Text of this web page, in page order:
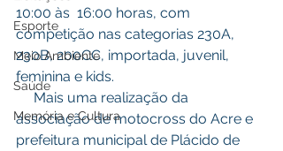
Esporte
Meio Ambiente
Saúde
Memória e Cultura
10:00 às  16:00 horas, com
competição nas categorias 230A,
230B, 200CC, importada, juvenil,
feminina e kids.
associação de motocross do Acre e
prefeitura municipal de Plácido de